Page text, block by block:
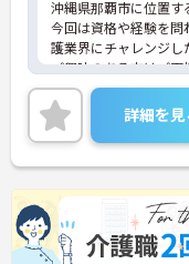
沖縄県那覇市に位置す
今回は資格や経験を問
護業界にチャレンジし
ご興味のある方はご
ので、お気軽にお問い
詳細を見